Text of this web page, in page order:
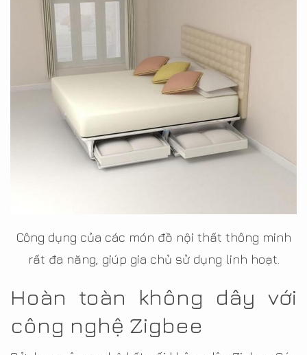
Công dụng của các món đồ nội thất thông minh
rất đa năng, giúp gia chủ sử dụng linh hoạt.
Hoàn toàn không dây với
công nghệ Zigbee